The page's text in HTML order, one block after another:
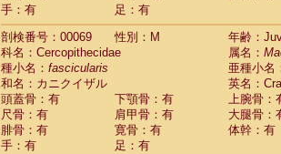
CercopithecidaePygathrix nemaeus
CercopithecidaeSemnopithecus
Cercopithecidae
Trachypithecus
Cercopithecidae
Trachypithecus
Cercopithecidae
Trachypithecus
CercopithecidaeTrachypithecus
CercopithecidaeColobinae spp.(0)
CercopithecidaePresbytesinaespp.(0)
CercopithecidaeCercopithecidae
手：有
足：有
剖検番号：00069
性別：M
年齢：
科名：Cercopithecidae
属名：
種小名： fascicularis
亜種小名
和名：カニクイザル
英名：
頭蓋骨：有
下顎骨：有
上腕骨：
尺骨：有
肩甲骨：有
大腿骨：
腓骨：有
寛骨：有
体幹：有
手：有
足：有